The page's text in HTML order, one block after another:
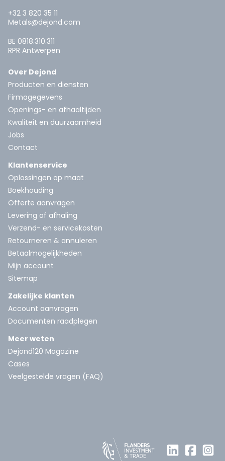
+32 3 820 35 11
Metals@dejond.com
BE 0818.310.311
RPR Antwerpen
Over Dejond
Producten en diensten
Firmagegevens
Openings- en afhaaltijden
Kwaliteit en duurzaamheid
Jobs
Contact
Klantenservice
Oplossingen op maat
Boekhouding
Offerte aanvragen
Levering of afhaling
Verzend- en servicekosten
Retourneren & annuleren
Betaalmogelijkheden
Mijn account
Sitemap
Zakelijke klanten
Account aanvragen
Documenten raadplegen
Meer weten
Dejond120 Magazine
Cases
Veelgestelde vragen (FAQ)